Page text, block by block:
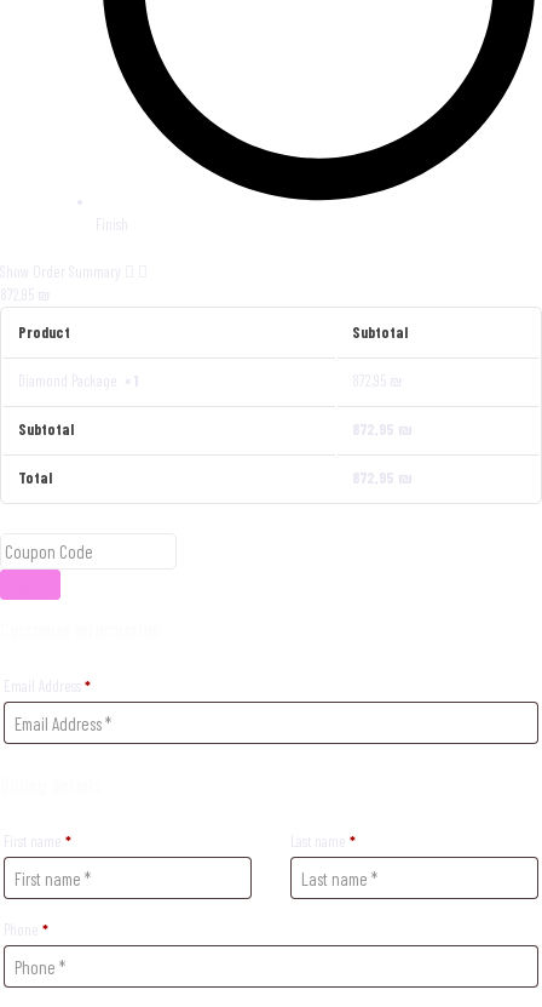
Show Order Summary
872,95 ₪
Product
Subtotal
Diamond Package × 1 872,95 ₪
Subtotal 872,95 ₪
Total 872,95 ₪
Email Address *
First name * Last name*
*